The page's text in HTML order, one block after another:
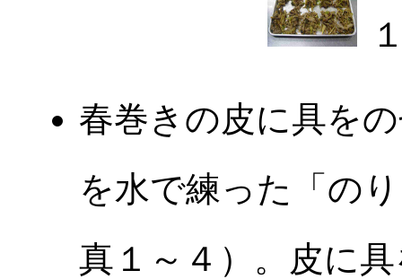
春巻きの皮に具を
を水で練った「の
真１～４）。皮に